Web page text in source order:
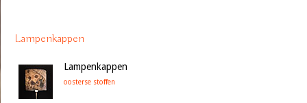
Lampenkappen
Lampenkappen
oosterse stoffen